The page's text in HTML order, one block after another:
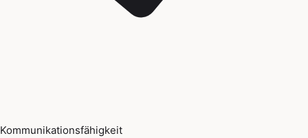
Kommunikationsfähigkeit